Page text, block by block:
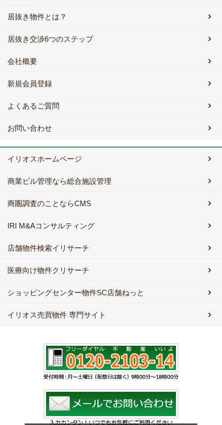
居抜き物件とは？
居抜き交渉6つのステップ
会社概要
新規会員登録
よくあるご質問
お問い合わせ
イリオスホームページ
商業ビル管理なら総合施設管理
商圏調査のことならCMS
IRI M&Aコンサルティング
店舗物件検索イリサーチ
医療向け物件クリサーチ
ショッピングセンター物件SC店舗ねっと
イリオス売買物件 専門サイト